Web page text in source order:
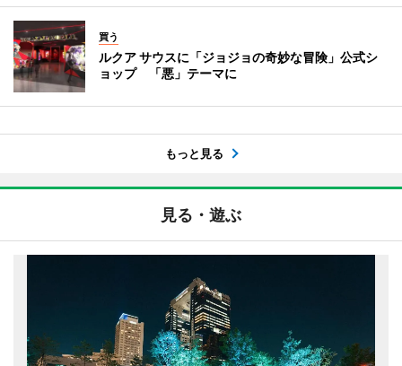
買う
ルクア サウスに「ジョジョの奇妙な冒険」公式シ
ョップ 「悪」テーマに
もっと見る
見る・遊ぶ